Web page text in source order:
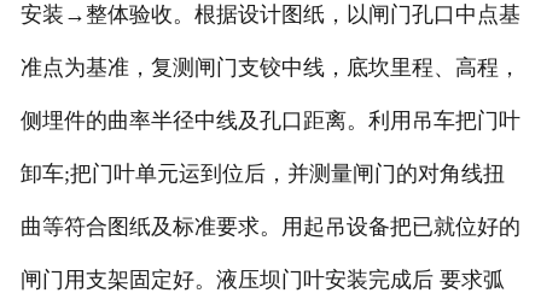
安装→整体验收。根据设计图纸，以闸门孔口中点基
准点为基准，复测闸门支铰中线，底坎里程、高程，
侧埋件的曲率半径中线及孔口距离。利用吊车把门叶
卸车;把门叶单元运到位后，并测量闸门的对角线扭
曲等符合图纸及标准要求。用起吊设备把已就位好的
闸门用支架固定好。液压坝门叶安装完成后 要求弧